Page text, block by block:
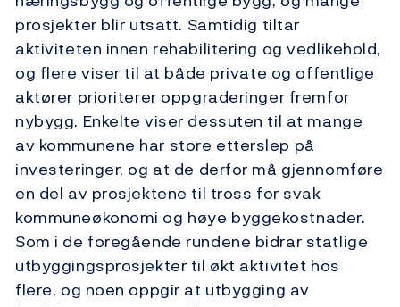
prosjekter blir utsatt. Samtidig tiltar
aktiviteten innen rehabilitering og vedlikehold,
og flere viser til at både private og offentlige
aktører prioriterer oppgraderinger fremfor
nybygg. Enkelte viser dessuten til at mange
av kommunene har store etterslep på
investeringer, og at de derfor må gjennomføre
en del av prosjektene til tross for svak
kommuneøkonomi og høye bygge­kostnader.
Som i de foregående rundene bidrar statlige
utbyggings­prosjekter til økt aktivitet hos
flere, og noen oppgir at utbygging av